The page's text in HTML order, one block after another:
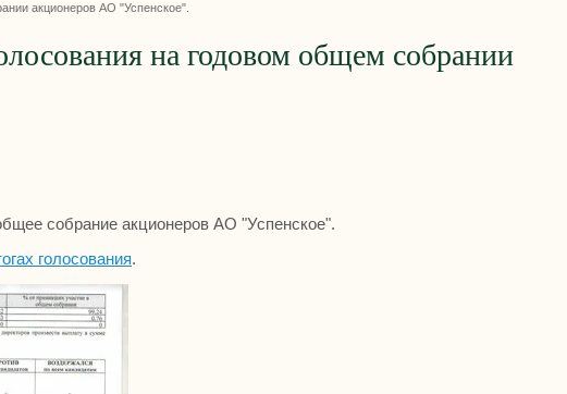
акционеров АО "Успенское".
на годовом общем собрании
собрание акционеров АО "Успенское".
голосования.